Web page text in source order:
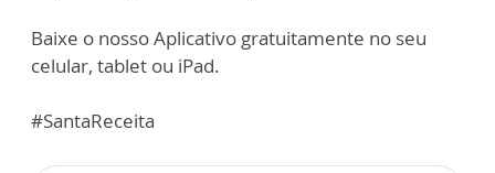
Baixe o nosso Aplicativo gratuitamente no seu
celular, tablet ou iPad.
#SantaReceita